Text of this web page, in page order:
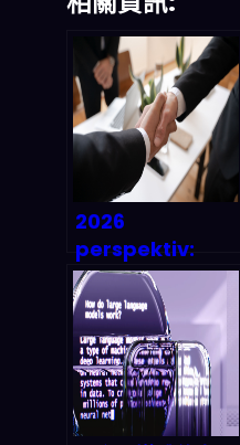
2026
perspektiv:
Agentic AI slåss
mot
verkligheten –
varför自动化
förhandlingar
fortfarande